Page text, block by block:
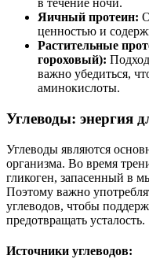
в течение ночи.
Яичный протеин:
ценностью и
Растительные
гороховый):
важно убедиться,
аминокислоты.
Углеводы: энергия
Углеводы являются
организма. Во время
гликоген, запасенный в
Поэтому важно
углеводов, чтобы
предотвращать усталость.
Источники углеводов: